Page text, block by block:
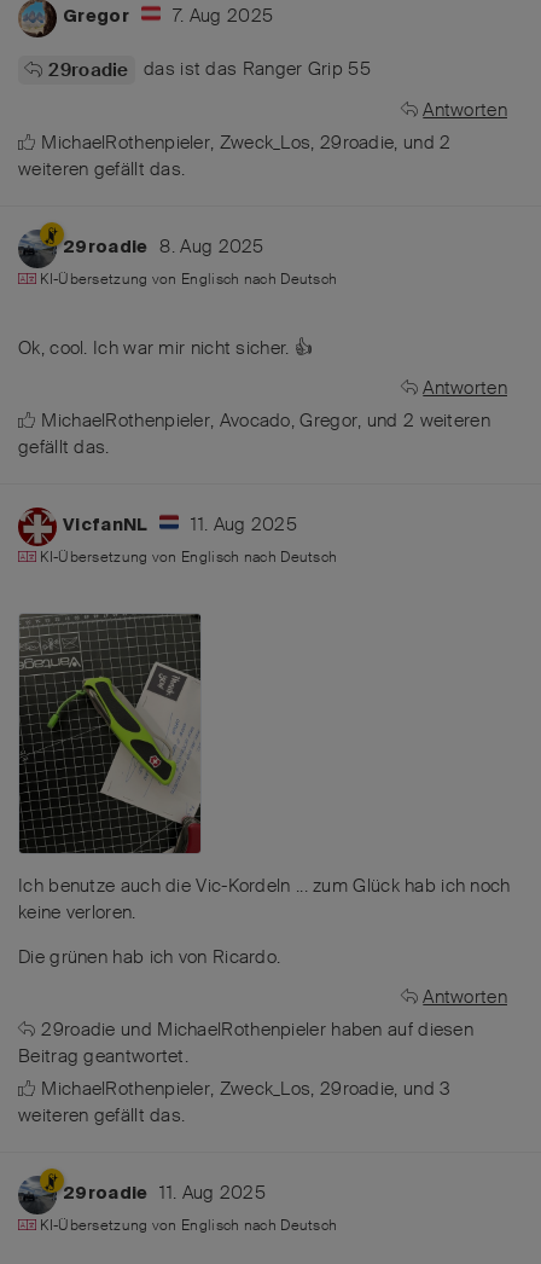
Gregor 7. Aug 2025
29roadie
das ist das Ranger Grip 55
Antworten
MichaelRothenpieler, Zweck_Los, 29roadie, und2
weiteren gefällt das.
29roadie 8. Aug 2025
KI-Übersetzung von Englisch nach Deutsch
Ok, cool. Ich war mir nicht sicher. 👍
Antworten
MichaelRothenpieler, Avocado,Gregor, und 2 weiteren
gefällt das.
VicfanNL 11. Aug 2025
KI-Übersetzung von Englisch nach Deutsch
Ich benutze auch die Vic-Kordeln ... zum Glück hab ich noch
keine verloren.
Die grünen hab ich von Ricardo.
Antworten
29roadie und MichaelRothenpieler haben auf diesen
Beitrag geantwortet.
MichaelRothenpieler, Zweck_Los, 29roadie, und3
weiteren gefällt das.
29roadie 11. Aug 2025
KI-Übersetzung von Englisch nach Deutsch